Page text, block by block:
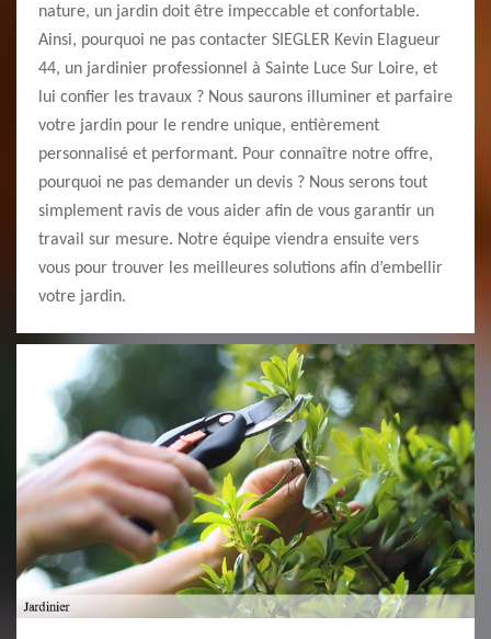
nature, un jardin doit être impeccable et confortable.
Ainsi, pourquoi ne pas contacter SIEGLER Kevin Elagueur
44, un jardinier professionnel à Sainte Luce Sur Loire, et
lui confier les travaux ? Nous saurons illuminer et parfaire
votre jardin pour le rendre unique, entièrement
personnalisé et performant. Pour connaître notre offre,
pourquoi ne pas demander un devis ? Nous serons tout
simplement ravis de vous aider afin de vous garantir un
travail sur mesure. Notre équipe viendra ensuite vers
vous pour trouver les meilleures solutions afin d’embellir
votre jardin.